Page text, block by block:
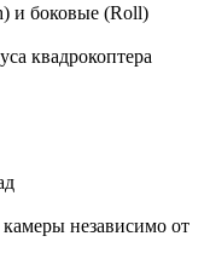
и боковые (Roll)
квадрокоптера
независимо от